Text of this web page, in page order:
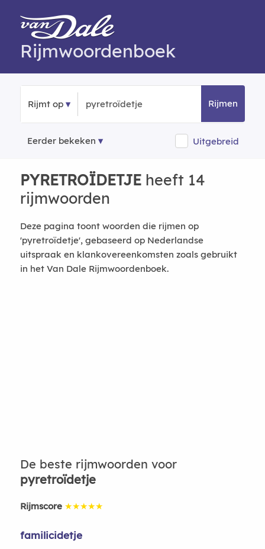
Rijmwoordenboek
Rijmt op Rijmen
Eerder bekeken Uitgebreid
PYRETROÏDETJEheeft 14
rijmwoorden
Deze pagina toont woorden die rijmen op
'pyretroïdetje', gebaseerd op Nederlandse
uitspraak en klankovereenkomsten zoals gebruikt
in het Van Dale Rijmwoordenboek.
De beste rijmwoorden voor
pyretroïdetje
Rijmscore ★★★★★
familicidetje